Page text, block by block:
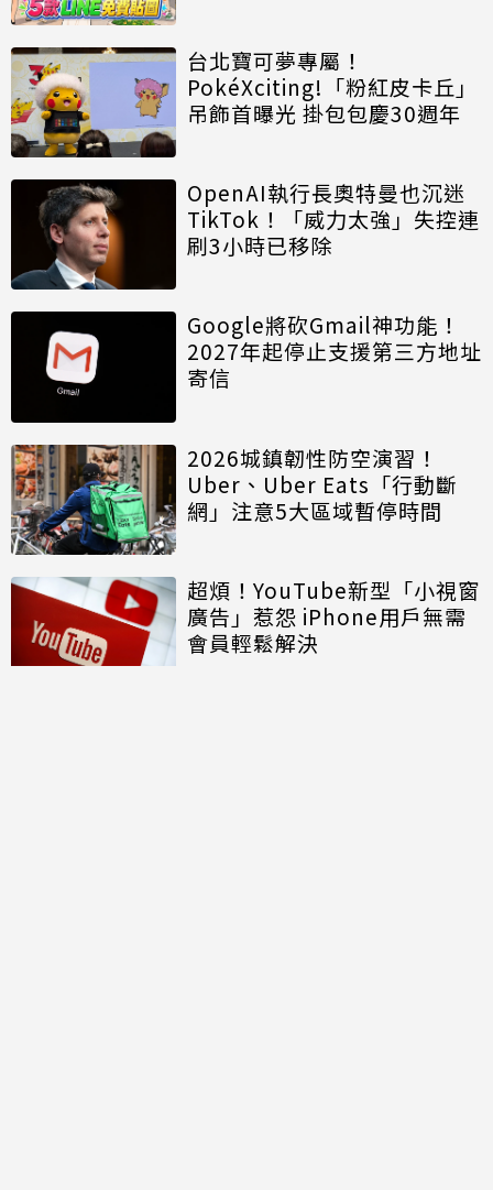
台北寶可夢專屬！
PokéXciting!「粉紅皮卡丘」
吊飾首曝光 掛包包慶30週年
OpenAI執行長奧特曼也沉迷
TikTok！「威力太強」失控連
刷3小時已移除
Google將砍Gmail神功能！
2027年起停止支援第三方地址
寄信
2026城鎮韌性防空演習！
Uber、Uber Eats「行動斷
網」注意5大區域暫停時間
超煩！YouTube新型「小視窗
廣告」惹怨 iPhone用戶無需
會員輕鬆解決